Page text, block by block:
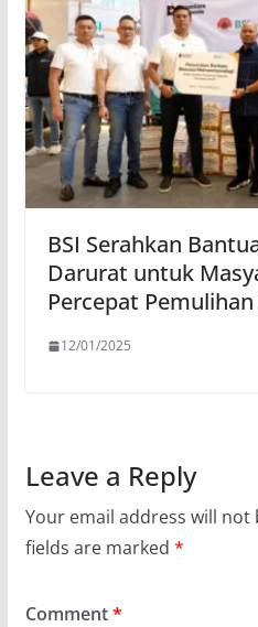
BSI Serahkan
Darurat untuk
Percepat
12/01/2025
Leave a Reply
Your email address will not
fields are marked *
Comment*